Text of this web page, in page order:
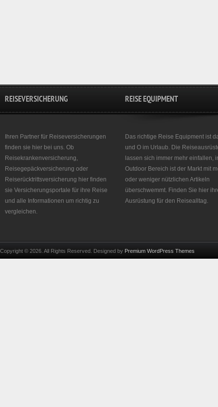
REISEVERSICHERUNG
Ihren Partner für Reiseversicherungen
finden sie hier bei uns. Ob
Reisekrankenversicherung,
Reisegepäckversicherung oder
Reiserücktrittsversicherung hier finden
sie Versicherungsportale für ihre Reise
und alle Informationen um richtig zu
vergleichen.
REISE EQUIPMENT
Das richtige Reise Equipment ist
und O im Urlaub. Die
lassen sich immer mehr einfallen,
Outdoor Bereich ist der Markt mit
oder weniger nützlichen Artikeln
überschwemmt. Finden Sie hier
Ausrüstung für den Reisealltag.
Copyright © 2026. All Rights Reserved. Designed by Premium WordPress Themes